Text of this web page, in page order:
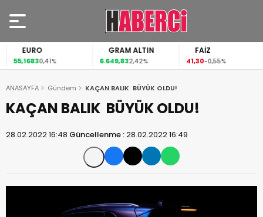
EURO
55,16830,41%
GRAM ALTIN
6.649,832,42%
FAİZ
41,30-0,55%
ANASAYFA Gündem KAÇAN BALIK BÜYÜK OLDU!
KAÇAN BALIK BÜYÜK OLDU!
28.02.2022 16:48 Güncellenme :28.02.2022 16:49